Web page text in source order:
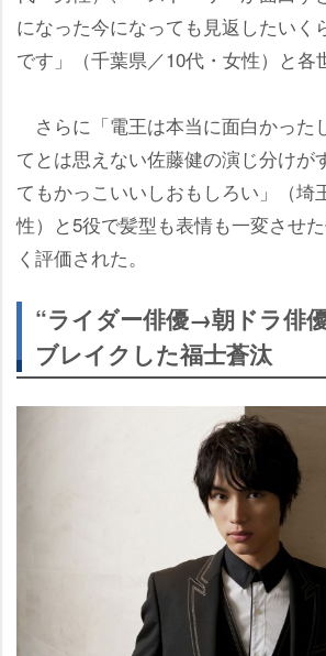
になった今になっても見返したいく
です」（千葉県／10代・女性）と各
さらに「電王は本当に面白かった
てとは思えない佐藤健の演じ分けが
てもかっこいいしおもしろい」（埼
性）と5役で髪型も表情も一変させ
く評価された。
“ライダー俳優→朝ドラ俳
ブレイクした福士蒼汰